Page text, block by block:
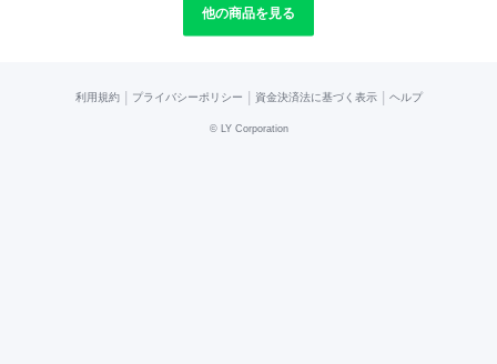
他の商品を見る
利用規約 プライバシーポリシー 資金決済法に基づく表示 ヘルプ
© LY Corporation